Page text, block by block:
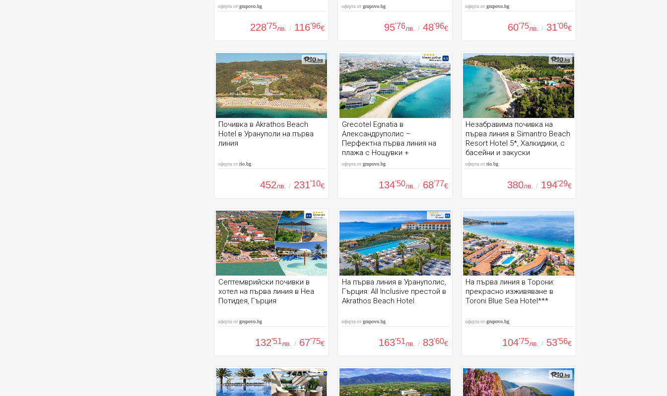
оферта от grupovo.bg
228'75лв. / 116'96€
оферта от grupovo.bg
95'76лв. / 48'96€
оферта от grupovo.bg
60'75лв. / 31'06€
Почивка в Akrathos Beach
Hotel в Урануполи на първа
линия
оферта от rio.bg
452лв. / 231'10€
Grecotel Egnatia в
Александруполис –
Перфектна първа линия на
плажа с Нощувки +
Полупансион
оферта от grupovo.bg
134'50лв. / 68'77€
Незабравима почивка на
първа линия в Simantro Beach
Resort Hotel 5*, Халкидики, с
басейни и закуски
оферта от rio.bg
380лв. / 194'29€
Септемврийски почивки в
хотел на първа линия в Неа
Потидея, Гърция
оферта от grupovo.bg
132'51лв. / 67'75€
На първа линия в Урануполис,
Гърция: All Inclusive престой в
Akrathos Beach Hotel
оферта от grupovo.bg
163'51лв. / 83'60€
На първа линия в Торони:
прекрасно изживяване в
Toroni Blue Sea Hotel***
оферта от grupovo.bg
104'75лв. / 53'56€